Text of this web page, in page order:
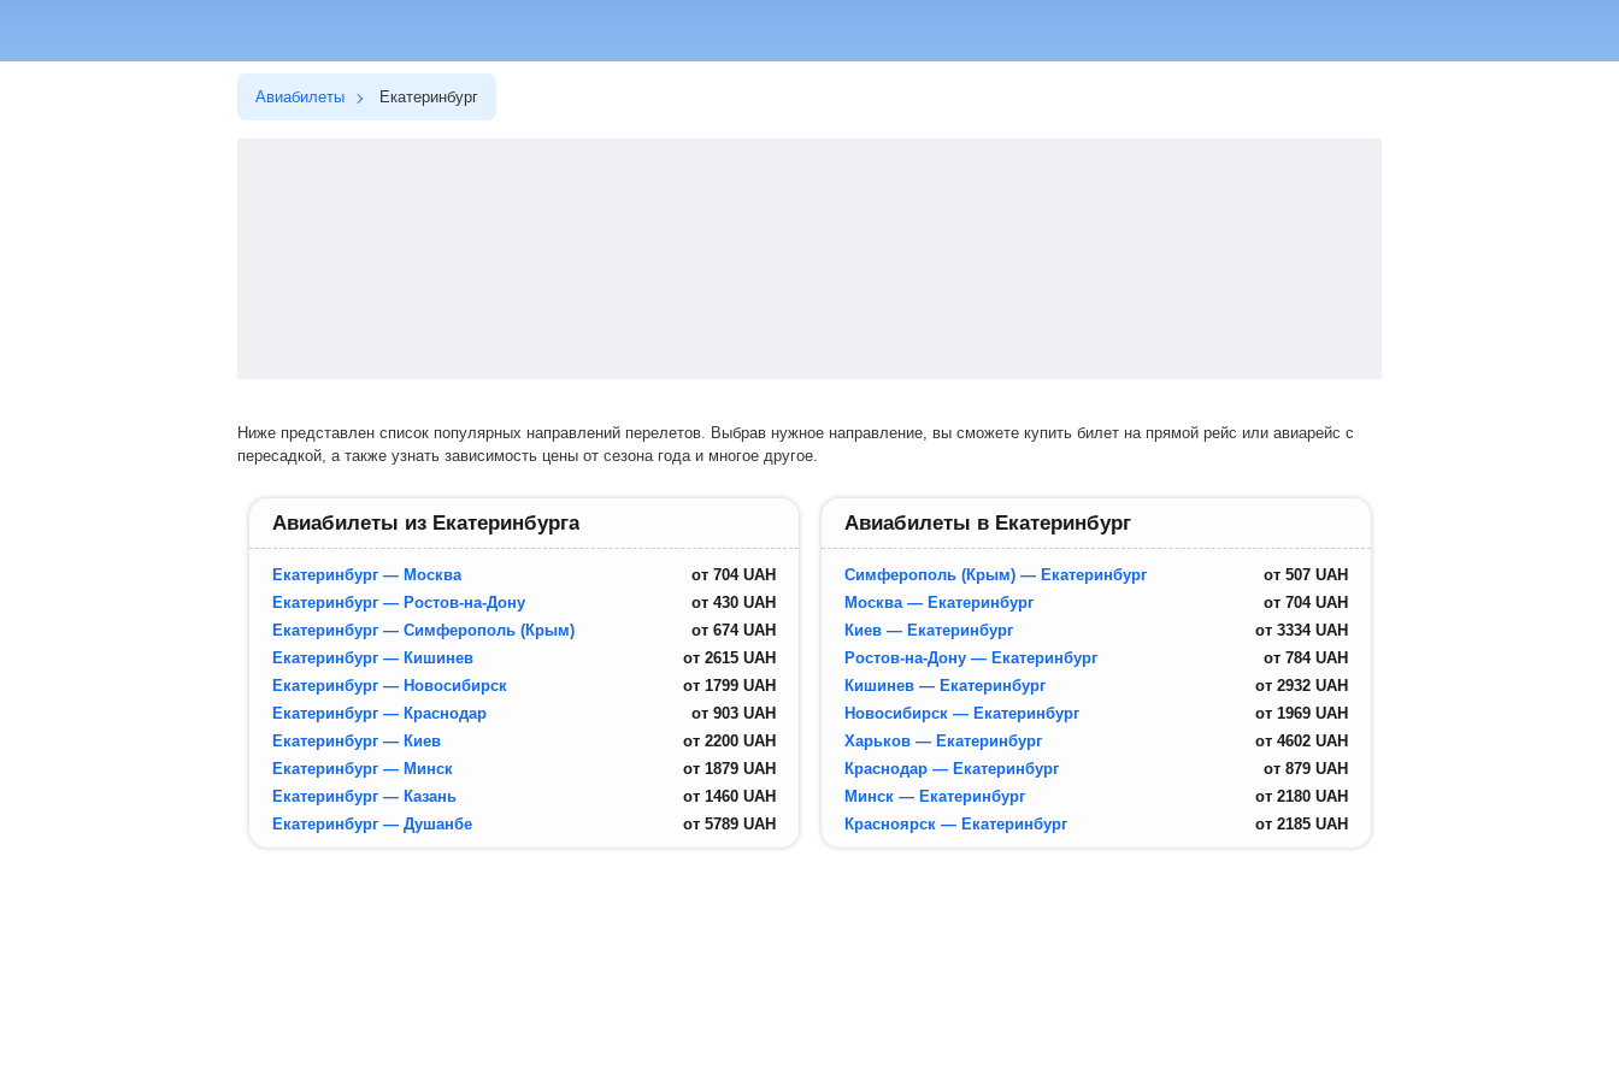
Авиабилеты Екатеринбург
Ниже представлен список популярных направлений перелетов. Выбрав нужное направление, вы сможете купить билет на прямой рейс или авиарейс с
пересадкой, а также узнать зависимость цены от сезона года и многое другое.
Авиабилеты из Екатеринбурга
Екатеринбург — Москва от 704 UAH
Екатеринбург — Ростов-на-Дону
от 430 UAH
Екатеринбург — Симферополь (Крым)
от 674 UAH
Екатеринбург — Кишинев
от 2615 UAH
Екатеринбург — Новосибирск
от 1799 UAH
Екатеринбург — Краснодар
от 903 UAH
Екатеринбург — Киев
от 2200 UAH
Екатеринбург — Минск
от 1879 UAH
Екатеринбург — Казань
от 1460 UAH
Екатеринбург — Душанбе
от 5789 UAH
Авиабилеты в Екатеринбург
Симферополь (Крым) — Екатеринбург от 507 UAH
Москва — Екатеринбург
от 704 UAH
Киев — Екатеринбург
от 3334 UAH
Ростов-на-Дону — Екатеринбург
от 784 UAH
Кишинев — Екатеринбург
от 2932 UAH
Новосибирск — Екатеринбург
от 1969 UAH
Харьков — Екатеринбург
от 4602 UAH
Краснодар — Екатеринбург
от 879 UAH
Минск — Екатеринбург
от 2180 UAH
Красноярск — Екатеринбург
от 2185 UAH